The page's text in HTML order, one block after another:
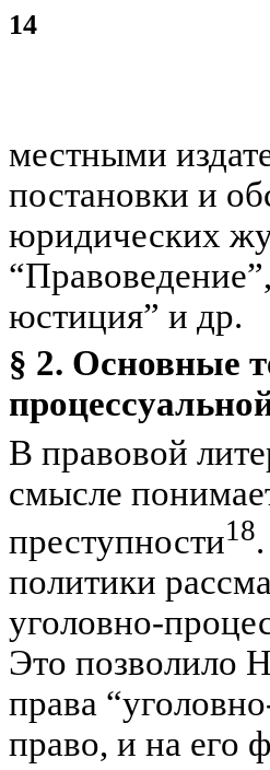
14
местными
постановки и
юридических
юстиция” и др.
§ 2. Основные
В правовой
смысле
преступности18
политики
уголовно-
Это позволило
права
право, и на его